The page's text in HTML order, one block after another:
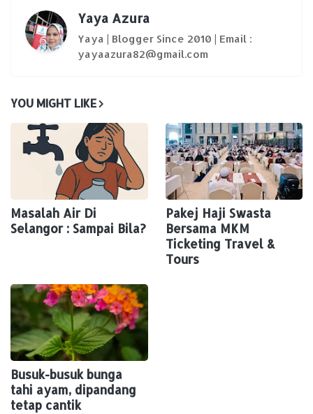
Yaya Azura
Yaya | Blogger Since 2010 | Email :
yayaazura82@gmail.com
YOU MIGHT LIKE
Masalah Air Di
Selangor : Sampai Bila?
Pakej Haji Swasta
Bersama MKM
Ticketing Travel &
Tours
Busuk-busuk bunga
tahi ayam, dipandang
tetap cantik